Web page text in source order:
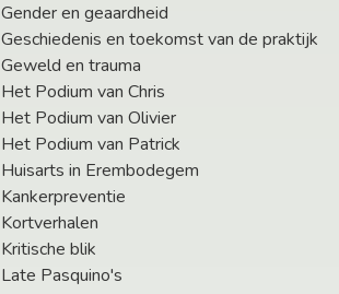
Gender en geaardheid
Geschiedenis en toekomst van de praktijk
Geweld en trauma
Het Podium van Chris
Het Podium van Olivier
Het Podium van Patrick
Huisarts in Erembodegem
Kankerpreventie
Kortverhalen
Kritische blik
Late Pasquino's